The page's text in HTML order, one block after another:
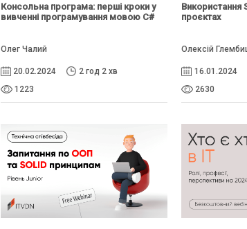
Консольна програма: перші кроки у
вивченні програмування мовою C#
Олег Чалий
20.02.2024
2 год 2 хв
1223
Використання
проєктах
Олексій
16.01.2024
2630